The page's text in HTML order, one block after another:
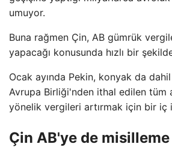
umuyor.
Buna rağmen Çin, AB gümrük
yapacağı konusunda hızlı bir
Ocak ayında Pekin, konyak da
Avrupa Birliği'nden ithal edilen tüm
yönelik vergileri artırmak için bir iç
Çin AB'ye de